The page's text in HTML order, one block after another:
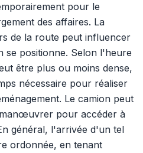
pour le
des affaires. La
de la route peut influencer
se positionne. Selon l'heure
être plus ou moins dense,
nécessaire pour réaliser
Le camion peut
pour accéder à
général, l'arrivée d'un tel
ordonnée, en tenant